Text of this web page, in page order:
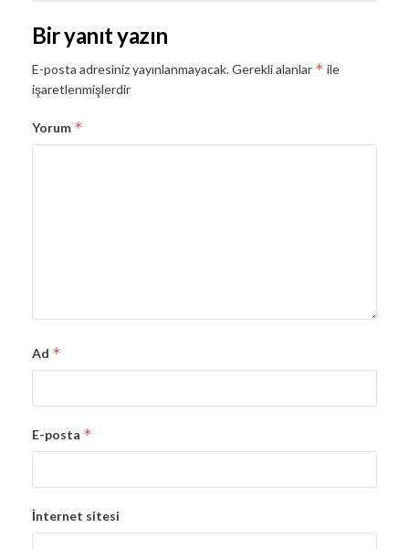
Bir yanıt yazın
E-posta adresiniz yayınlanmayacak.Gerekli alanlar * ile
işaretlenmişlerdir
Yorum *
Ad *
E-posta *
İnternet sitesi